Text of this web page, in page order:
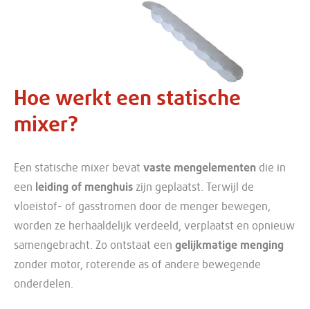
Hoe werkt een statische
mixer?
Een statische mixer bevat vaste mengelementen die in
een leiding of menghuiszijn geplaatst. Terwijl de
vloeistof- of gasstromen door de menger bewegen,
worden ze herhaaldelijk verdeeld, verplaatst en opnieuw
samengebracht. Zo ontstaat een gelijkmatige menging
zonder motor, roterende as of andere bewegende
onderdelen.